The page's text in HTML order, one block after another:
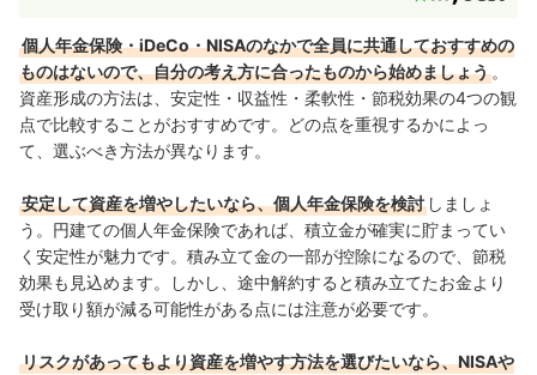
個人年金保険・iDeCo・NISAのなかで全員に共通しておすすめの
ものはないので、自分の考え方に合ったものから始めましょう 。
資産形成の方法は、安定性・収益性・柔軟性・節税効果の4つの観
点で比較することがおすすめです。
どの点を重視するかによっ
て、選ぶべき方法が異なります。
安定して資産を増やしたいなら、個人年金保険を検討 しましょ
う。円建ての個人年金保険であれば、積立金が確実に貯まってい
く安定性が魅力です。積み立て金の一部が控除になるので、節税
効果も見込めます。しかし、途中解約すると積み立てたお金より
受け取り額が減る可能性がある点には注意が必要です。
リスクがあってもより資産を増やす方法を選びたいなら、NISAや